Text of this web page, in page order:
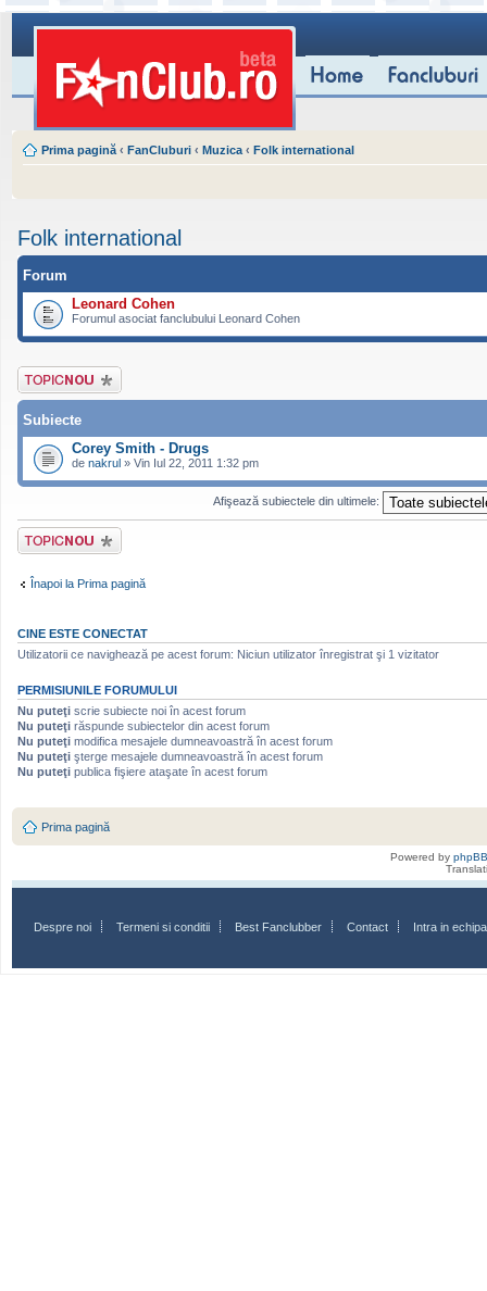
Prima pagină ‹ FanCluburi ‹ Muzica ‹ Folk international
Folk international
Forum
Leonard Cohen
Forumul asociat fanclubului Leonard Cohen
Scrie un subiect
nou
Subiecte
Corey Smith - Drugs
de nakrul » Vin Iul 22, 2011 1:32 pm
Afişează subiectele din ultimele:
Scrie un subiect
nou
Înapoi la Prima pagină
CINE ESTE CONECTAT
Utilizatorii ce navighează pe acest forum: Niciun utilizator înregistrat şi 1 vizitator
PERMISIUNILE FORUMULUI
Nu puteţi scrie subiecte noi în acest forum
Nu puteţi răspunde subiectelor din acest forum
Nu puteţi modifica mesajele dumneavoastră în acest forum
Nu puteţi şterge mesajele dumneavoastră în acest forum
Nu puteţi publica fişiere ataşate în acest forum
Prima pagină
Powered by phpBB
Despre noi Termeni si conditii Best Fanclubber Contact Intra in